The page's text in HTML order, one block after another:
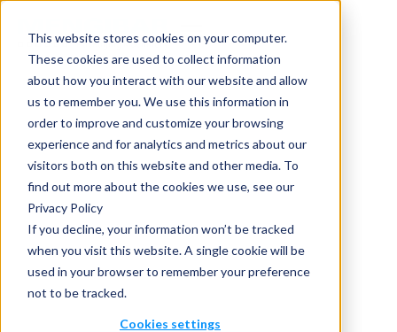
This website stores cookies on your computer.
These cookies are used to collect information
about how you interact with our website and allow
us to remember you. We use this information in
order to improve and customize your browsing
experience and for analytics and metrics about our
visitors both on this website and other media. To
find out more about the cookies we use, see our
Privacy Policy
If you decline, your information won’t be tracked
when you visit this website. A single cookie will be
used in your browser to remember your preference
not to be tracked.
Cookies settings
Tapadora de Bomba:
Serie Bombas Spray
y Dosificadores
Home » Máquinas de tapado
Tapadora de Bomba: Serie Bombas Spray y